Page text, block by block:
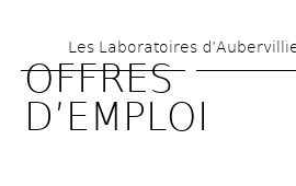
Les Laboratoires
OFFRES
D’EMPLOI